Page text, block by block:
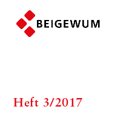
Heft 3/​​2017